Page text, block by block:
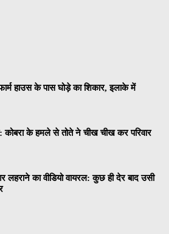
हाउस के पास घोड़े का शिकार, इलाके में
कोबरा के हमले से तोते ने चीख चीख कर परिवार
लहराने का वीडियो वायरल: कुछ ही देर बाद उसी